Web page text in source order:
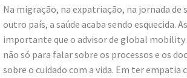
Na migração, na expatriação, na jornada de
outro país, a saúde acaba sendo esquecida.
importante que o advisor de global
não só para falar sobre os processos e os
sobre o cuidado com a vida. Em ter empatia